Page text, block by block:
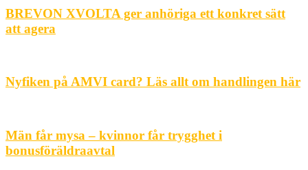
BREVON XVOLTA ger anhöriga ett konkret sätt
att agera
Nyfiken på AMVI card? Läs allt om handlingen här
Män får mysa – kvinnor får trygghet i
bonusföräldraavtal